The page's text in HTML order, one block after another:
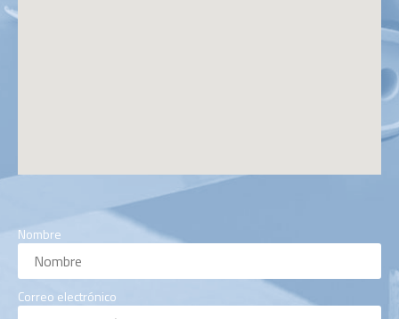
Nombre
Correo electrónico